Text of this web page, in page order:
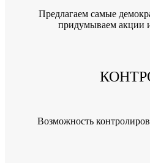
Предлагаем самые
придумываем акции
Возможность